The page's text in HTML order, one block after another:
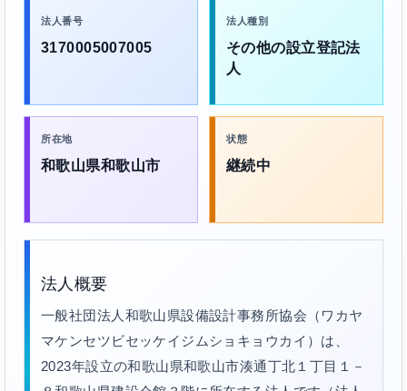
法人番号
3170005007005
法人種別
その他の設立登記法
人
所在地
和歌山県和歌山市
状態
継続中
法人概要
一般社団法人和歌山県設備設計事務所協会（ワカヤ
マケンセツビセッケイジムショキョウカイ）は、
2023年設立の和歌山県和歌山市湊通丁北１丁目１－